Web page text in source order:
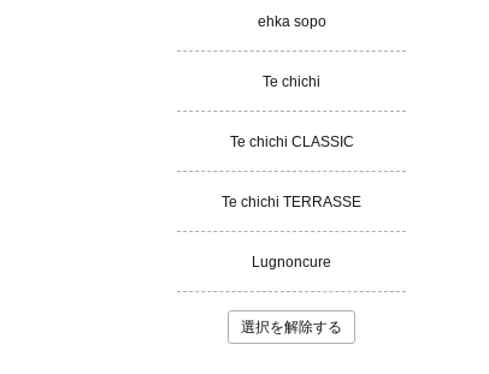
ehka sopo
Te chichi
Te chichi CLASSIC
Te chichi TERRASSE
Lugnoncure
選択を解除する